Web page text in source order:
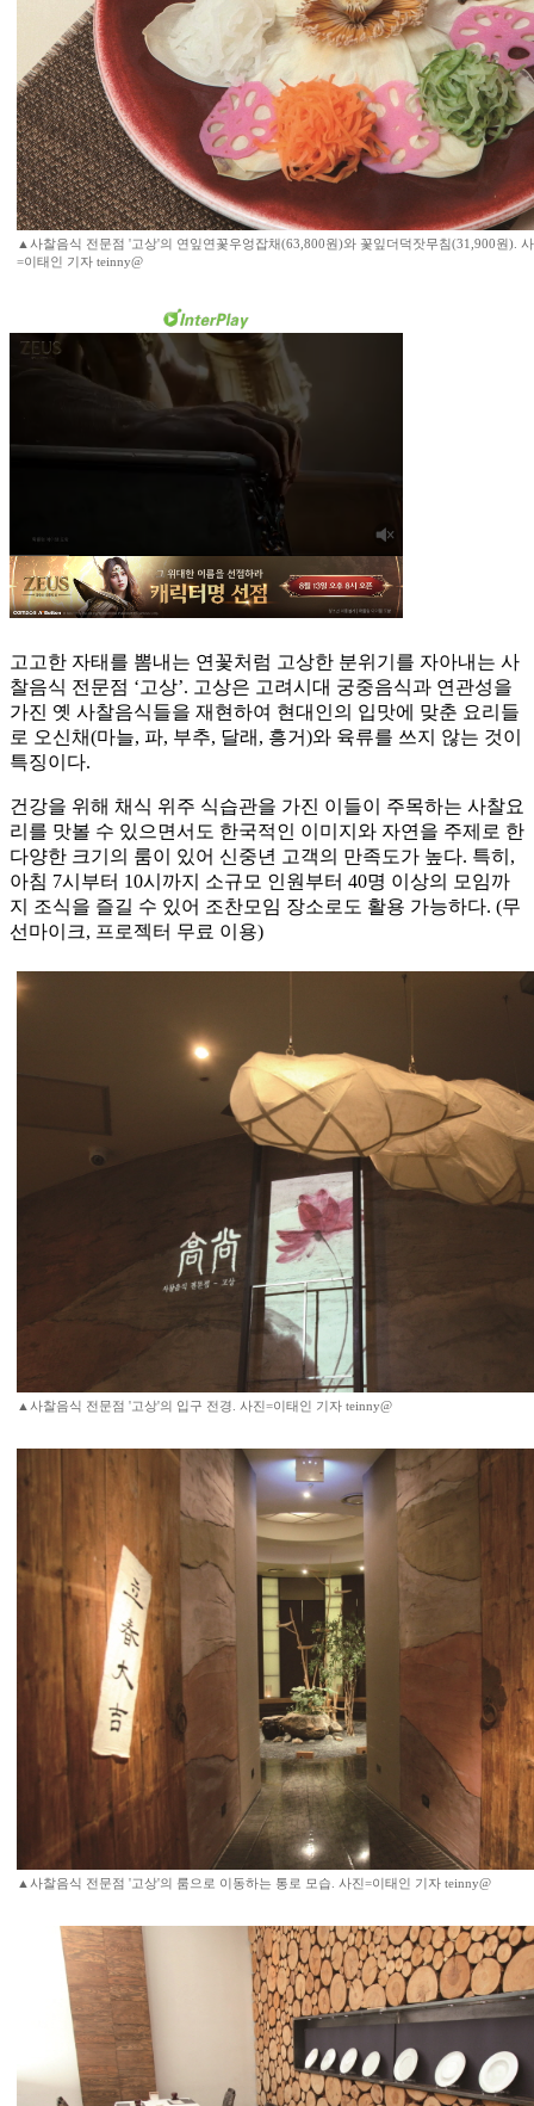
▲사찰음식 전문점 '고상'의 연잎연꽃우엉잡채(63,800원)와 꽃잎더덕잣무침(31,900원).
=이태인 기자 teinny@
고고한 자태를 뽐내는 연꽃처럼 고상한 분위기를 자아내는 사
찰음식 전문점 ‘고상’. 고상은 고려시대 궁중음식과 연관성을
가진 옛 사찰음식들을 재현하여 현대인의 입맛에 맞춘 요리들
로 오신채(마늘, 파, 부추, 달래, 흥거)와 육류를 쓰지 않는 것이
특징이다.
건강을 위해 채식 위주 식습관을 가진 이들이 주목하는 사찰요
리를 맛볼 수 있으면서도 한국적인 이미지와 자연을 주제로 한
다양한 크기의 룸이 있어 신중년 고객의 만족도가 높다. 특히,
아침 7시부터 10시까지 소규모 인원부터 40명 이상의 모임까
지 조식을 즐길 수 있어 조찬모임 장소로도 활용 가능하다. (무
선마이크, 프로젝터 무료 이용)
▲사찰음식 전문점 '고상'의 입구 전경. 사진=이태인 기자 teinny@
▲사찰음식 전문점 '고상'의 룸으로 이동하는 통로 모습. 사진=이태인 기자 teinny@